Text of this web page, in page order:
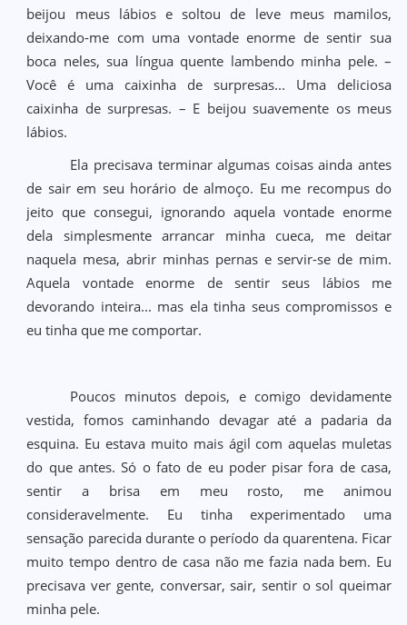
beijou meus lábios e soltou de leve meus mamilos,
deixando-me com uma vontade enorme de sentir sua
boca neles, sua língua quente lambendo minha pele. –
Você é uma caixinha de surpresas... Uma deliciosa
caixinha de surpresas. – E beijou suavemente os meus
lábios.
Ela precisava terminar algumas coisas ainda antes
de sair em seu horário de almoço. Eu me recompus do
jeito que consegui, ignorando aquela vontade enorme
dela simplesmente arrancar minha cueca, me deitar
naquela mesa, abrir minhas pernas e servir-se de mim.
Aquela vontade enorme de sentir seus lábios me
devorando inteira... mas ela tinha seus compromissos e
eu tinha que me comportar.
Poucos minutos depois, e comigo devidamente
vestida, fomos caminhando devagar até a padaria da
esquina. Eu estava muito mais ágil com aquelas muletas
do que antes. Só o fato de eu poder pisar fora de casa,
sentir a brisa em meu rosto, me animou
consideravelmente. Eu tinha experimentado uma
sensação parecida durante o período da quarentena. Ficar
muito tempo dentro de casa não me fazia nada bem. Eu
precisava ver gente, conversar, sair, sentir o sol queimar
minha pele.